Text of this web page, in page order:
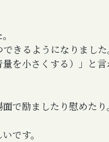
きるようになりました
を小さくする）」と
で励ましたり慰めたり。
です。